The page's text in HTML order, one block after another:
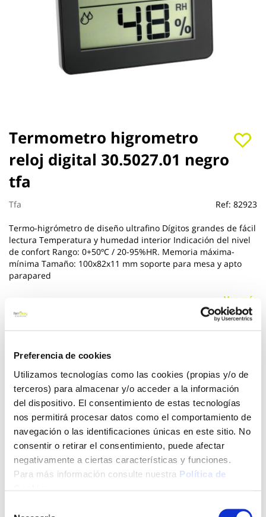
Preferencia de cookies
Utilizamos tecnologías como las cookies (propias y/o de
terceros) para almacenar y/o acceder a la información
del dispositivo. El consentimiento de estas tecnologías
nos permitirá procesar datos como el comportamiento de
navegación o las identificaciones únicas en este sitio. No
consentir o retirar el consentimiento, puede afectar
negativamente a ciertas características y funciones.
Para más información consulte nuestra Política de
Termometro higrometro
reloj digital 30.5027.01 negro
tfa
Tfa Ref: 82923
Termo-higrómetro de diseño ultrafino Dígitos grandes de fácil
lectura Temperatura y humedad interior Indicación del nivel
de confort Rango: 0+50ºC / 20-95%HR. Memoria máxima-
mínima Tamaño: 100x82x11 mm soporte para mesa y apto
parapared
Ver más
12,64 €
Añadir al carrito
Click&Collect - Recogida gratis
en nuestras tiendas
Envío a domicilio:
5 días hábiles
Saltar
al
comienzo
de
la
galería
de